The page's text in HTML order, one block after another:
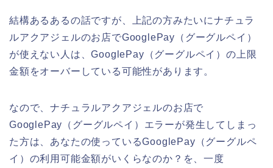
結構あるあるの話ですが、上記の方みたいにナチュラ
ルアクアジェルのお店でGooglePay（グーグルペイ）
が使えない人は、GooglePay（グーグルペイ）の上限
金額をオーバーしている可能性があります。
なので、ナチュラルアクアジェルのお店で
GooglePay（グーグルペイ）エラーが発生してしまっ
た方は、あなたの使っているGooglePay（グーグルペ
イ）の利用可能金額がいくらなのか？を、一度